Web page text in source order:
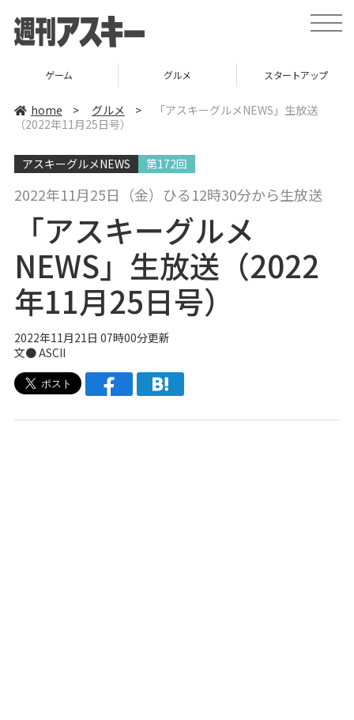
t
o
e
ゲーム グルメ スタートアップ
home > グルメ >
「アスキーグルメNEWS」生放送
（2022年11月25日号）
アスキーグルメNEWS 第172回
2022年11月25日（金）ひる12時30分から生放送
「アスキーグルメ
NEWS」生放送（2022
年11月25日号）
2022年11月21日 07時00分更新
文● ASCII